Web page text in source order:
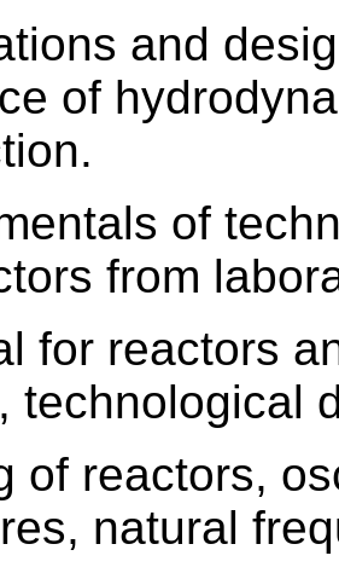
and
of
of
from
for reactors
technological
of reactors,
natural